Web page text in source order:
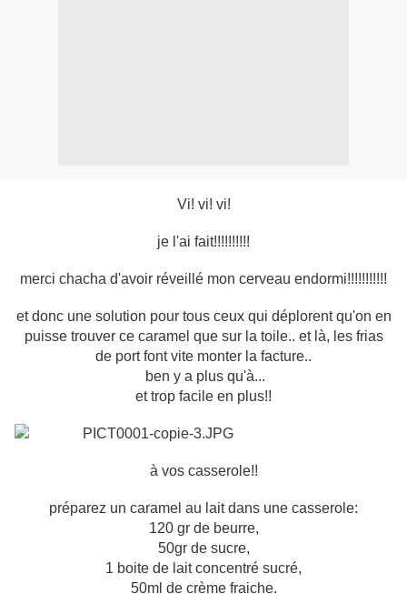
Vi! vi! vi!
je l'ai fait!!!!!!!!!!
merci chacha d'avoir réveillé mon cerveau endormi!!!!!!!!!!!
et donc une solution pour tous ceux qui déplorent qu'on en
puisse trouver ce caramel que sur la toile.. et là, les frias
de port font vite monter la facture..
ben y a plus qu'à...
et trop facile en plus!!
à vos casserole!!
préparez un caramel au lait dans une casserole:
120 gr de beurre,
50gr de sucre,
1 boite de lait concentré sucré,
50ml de crème fraiche.